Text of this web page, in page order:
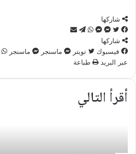
شاركها
فيسبوك
تويترماسنجر
ماسنجر
واتسابتيلقرام
مشاركة
البريد
شاركها
فيسبوك
تويتر ماسنجر ماسنجر
عبر البريد
طباعة
أقرأ التالي